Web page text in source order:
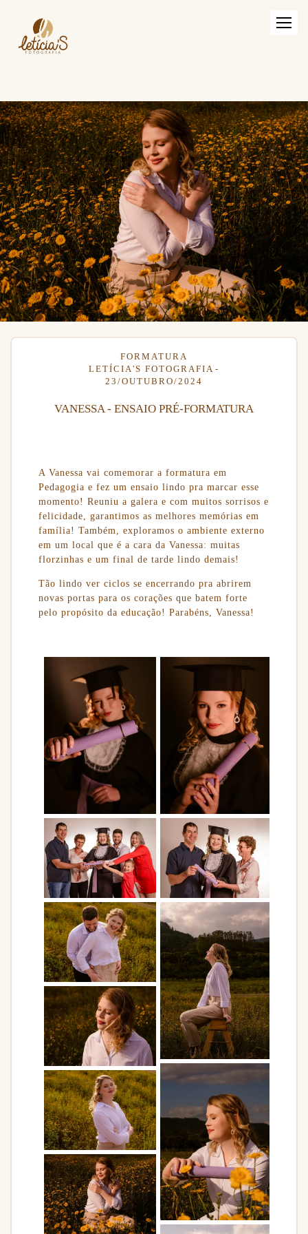
FORMATURA
LETÍCIA'S FOTOGRAFIA
23/OUTUBRO/2024
VANESSA - ENSAIO PRÉ-FORMATURA
A Vanessa vai comemorar a formatura em
Pedagogia e fez um ensaio lindo pra marcar esse
momento! Reuniu a galera e com muitos sorrisos e
felicidade, garantimos as melhores memórias em
família! Também, exploramos o ambiente externo
em um local que é a cara da Vanessa: muitas
florzinhas e um final de tarde lindo demais!
Tão lindo ver ciclos se encerrando pra abrirem
novas portas para os corações que batem forte
pelo propósito da educação! Parabéns, Vanessa!